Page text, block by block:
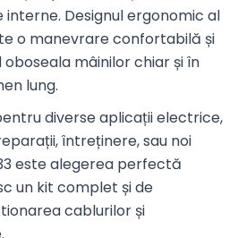
Designul ergonomic al
o manevrare confortabilă și
mâinilor chiar și în
lung.
diverse aplicații electrice,
întreținere, sau noi
este alegerea perfectă
un kit complet și de
cablurilor și